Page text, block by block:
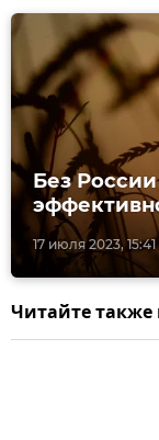
17 июля 2023, 15:41
Без
Читайте